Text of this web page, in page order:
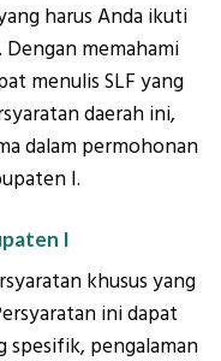
harus Anda ikuti
Dengan memahami
menulis SLF yang
daerah ini,
dalam permohonan
I.
I
khusus yang
ini dapat
spesifik, pengalaman